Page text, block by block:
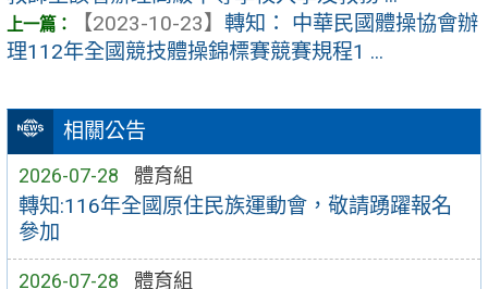
相關公告
2026-07-28 體育組
轉知:116年全國原住民族運動會，敬請踴躍報名
參加
2026-07-28 體育組
【2023-10-23】 轉知： 中華民國體操協會辦
理112年全國競技體操錦標賽競賽規程1 ...